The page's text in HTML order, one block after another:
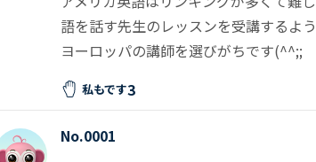
語を話す先生のレッスンを受講するよ
ヨーロッパの講師を選びがちです(^^;;
私もです3
No.0001